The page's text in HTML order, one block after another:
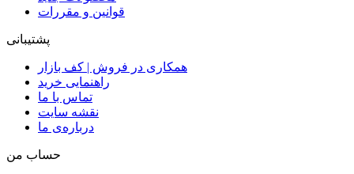
قوانین و مقررات
پشتیبانی
همکاری در فروش | کف بازار
راهنمایی خرید
تماس با ما
نقشه سایت
درباره‌ی ما
حساب من